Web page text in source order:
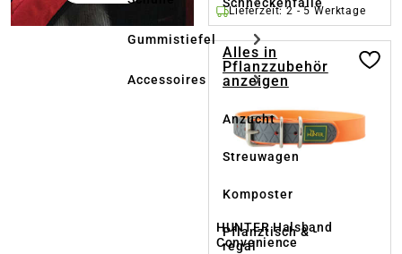
Gummistiefel
Accessoires
Alles in
Pflanzzubehör
anzeigen
Anzucht
Streuwagen
Komposter
Pflanztisch & -
regal
Lieferzeit: 2 - 5 Werktage
HUNTER Halsband
Convenience